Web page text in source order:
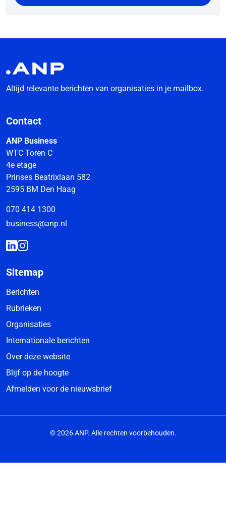
Altijd relevante berichten van organisaties in je mailbox.
Contact
ANP Business
WTC Toren C
4e etage
Prinses Beatrixlaan 582
2595 BM Den Haag
070 414 1300
business@anp.nl
Sitemap
Berichten
Rubrieken
Organisaties
Internationale berichten
Over deze website
Blijf op de hoogte
Afmelden voor de nieuwsbrief
© 2026 ANP. Alle rechten voorbehouden.